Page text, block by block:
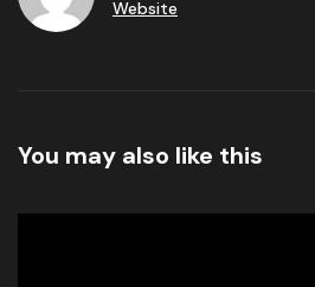
Website
You may also like this